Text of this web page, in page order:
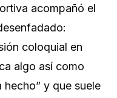
acompañó el
coloquial en
algo así como
hecho” y que suele